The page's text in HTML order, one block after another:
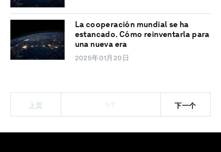
La cooperación mundial se ha
estancado. Cómo reinventarla para
una nueva era
2025年01月20日
上页 1/7 下一个